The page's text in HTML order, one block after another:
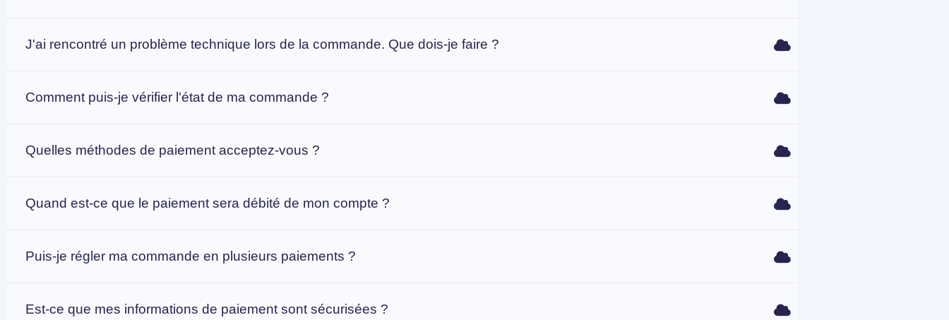
J'ai rencontré un problème technique lors de la commande. Que dois-je faire ?
Comment puis-je vérifier l'état de ma commande ?
Quelles méthodes de paiement acceptez-vous ?
Quand est-ce que le paiement sera débité de mon compte ?
Puis-je régler ma commande en plusieurs paiements ?
Est-ce que mes informations de paiement sont sécurisées ?